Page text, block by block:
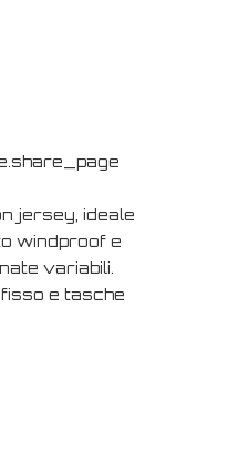
jersey, ideale
windproof e
variabili.
e tasche